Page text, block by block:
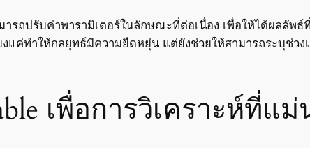
รถปรับค่าพารามิเตอร์ในลักษณะที่ต่อเนื่อง เพื่อให้ได้ผลลัพธ์
แค่ทำให้กลยุทธ์มีความยืดหยุ่น แต่ยังช่วยให้สามารถระบุช่วง
เพื่อการวิเคราะห์ที่แม่